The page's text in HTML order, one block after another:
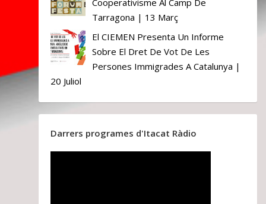
Tarragona | 13 Març
El CIEMEN Presenta Un Informe
Sobre El Dret De Vot De Les
Persones Immigrades A Catalunya |
20 Juliol
Darrers programes d'Itacat Ràdio